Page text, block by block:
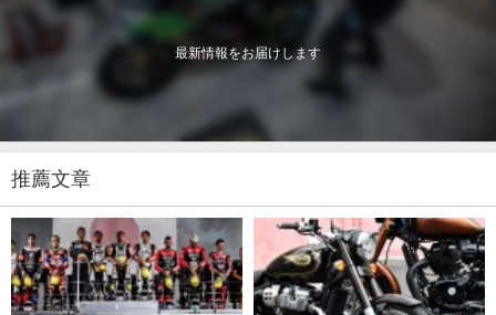
最新情報をお届けします
推薦文章